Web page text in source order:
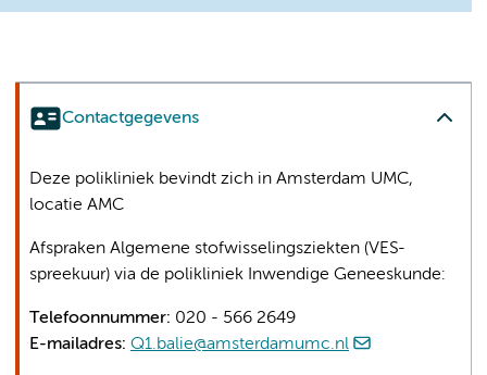
Contactgegevens
Deze polikliniek bevindt zich in Amsterdam UMC,
locatie AMC
Afspraken Algemene stofwisselingsziekten (VES-
spreekuur) via de polikliniek Inwendige Geneeskunde:
Telefoonnummer: 020 - 566 2649
E-mailadres: Q1.balie@amsterdamumc.nl